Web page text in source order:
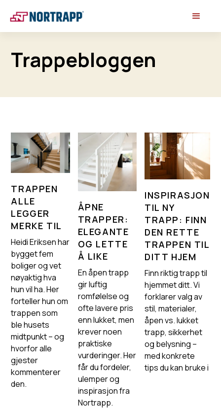
Trappebloggen
TRAPPEN
ALLE
LEGGER
MERKE TIL
Heidi Eriksen har
bygget fem
boliger og vet
nøyaktig hva
hun vil ha. Her
forteller hun om
trappen som
ble husets
midtpunkt – og
hvorfor alle
gjester
kommenterer
den.
ÅPNE
TRAPPER:
ELEGANTE
OG LETTE
Å LIKE
En åpen trapp
gir luftig
romfølelse og
ofte lavere pris
enn lukket, men
krever noen
praktiske
vurderinger. Her
får du fordeler,
ulemper og
inspirasjon fra
Nortrapp.
INSPIRASJON
TIL NY
TRAPP: FINN
DEN RETTE
TRAPPEN TIL
DITT HJEM
Finn riktig trapp til
hjemmet ditt. Vi
forklarer valg av
stil, materialer,
åpen vs. lukket
trapp, sikkerhet
og belysning –
med konkrete
tips du kan bruke i